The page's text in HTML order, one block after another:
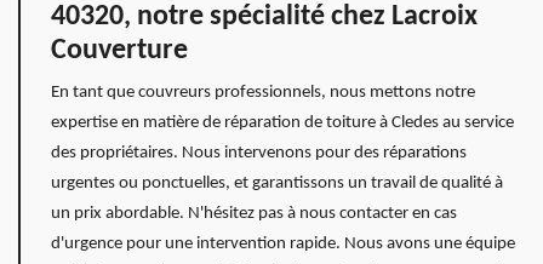
40320, notre spécialité chez Lacroix
Couverture
En tant que couvreurs professionnels, nous mettons notre
expertise en matière de réparation de toiture à Cledes au service
des propriétaires. Nous intervenons pour des réparations
urgentes ou ponctuelles, et garantissons un travail de qualité à
un prix abordable. N'hésitez pas à nous contacter en cas
d'urgence pour une intervention rapide. Nous avons une équipe